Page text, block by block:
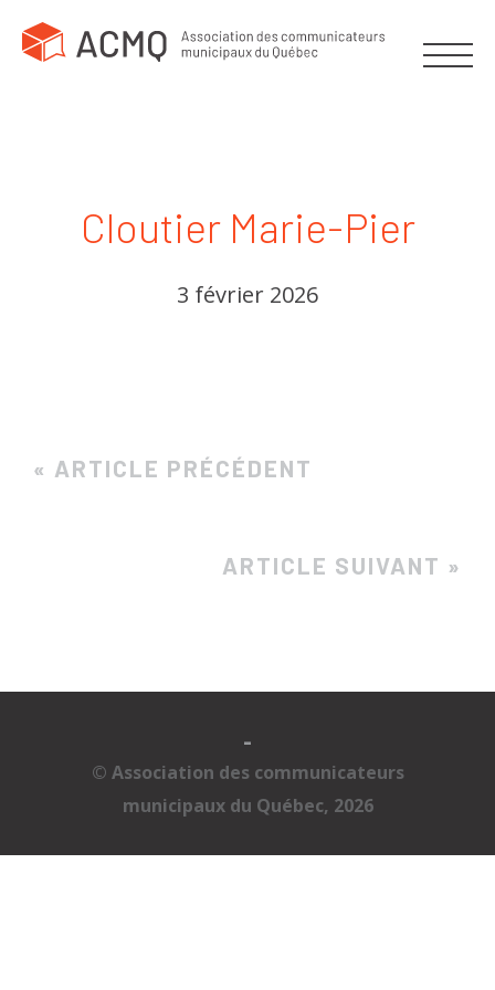
Cloutier Marie-Pier
3 février 2026
« ARTICLE PRÉCÉDENT
ARTICLE SUIVANT »
-
© Association des communicateurs
municipaux du Québec, 2026